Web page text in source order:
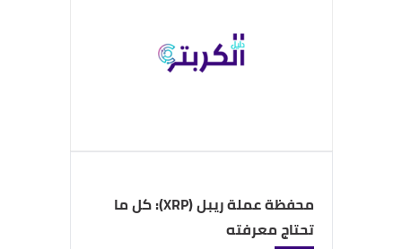
محفظة عملة ريبل (XRP): كل ما
تحتاج معرفته